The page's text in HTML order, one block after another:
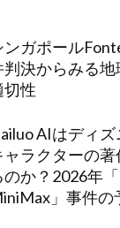
ンガポール
判決からみる
切性
AIはディ
ャラクターの
のか？2026年
」事件の